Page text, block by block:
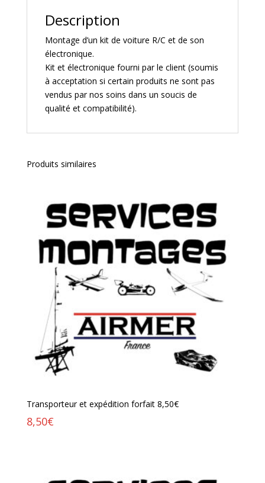
électronique
Description
Montage d’un kit de voiture R/C et de son
électronique.
Kit et électronique fourni par le client (soumis
à acceptation si certain produits ne sont pas
vendus par nos soins dans un soucis de
qualité et compatibilité).
Produits similaires
Transporteur et expédition forfait 8,50€
8,50€